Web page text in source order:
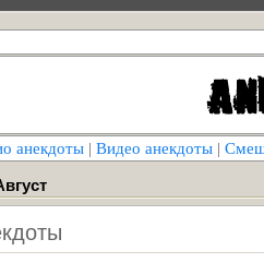
анекдоты | Видео анекдоты |